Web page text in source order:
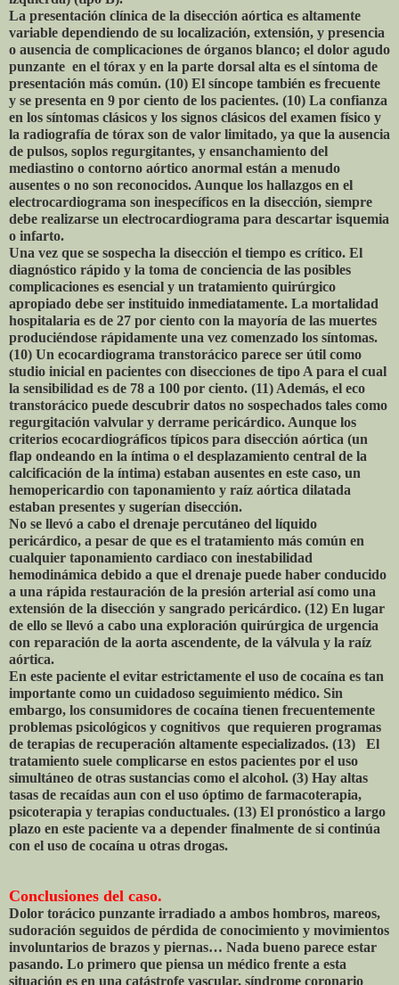
La presentación clínica de la disección aórtica es altamente
variable dependiendo de su localización, extensión, y presencia
o ausencia de complicaciones de órganos blanco; el dolor agudo
punzante en el tórax y en la parte dorsal alta es el síntoma de
presentación más común. (10) El síncope también es frecuente
y se presenta en 9 por ciento de los pacientes. (10) La confianza
en los síntomas clásicos y los signos clásicos del examen físico y
la radiografía de tórax son de valor limitado, ya que la ausencia
de pulsos, soplos regurgitantes, y ensanchamiento del
mediastino o contorno aórtico anormal están a menudo
ausentes o no son reconocidos. Aunque los hallazgos en el
electrocardiograma son inespecíficos en la disección, siempre
debe realizarse un electrocardiograma para descartar isquemia
o infarto.
Una vez que se sospecha la disección el tiempo es crítico. El
diagnóstico rápido y la toma de conciencia de las posibles
complicaciones es esencial y un tratamiento quirúrgico
apropiado debe ser instituido inmediatamente. La mortalidad
hospitalaria es de 27 por ciento con la mayoría de las muertes
produciéndose rápidamente una vez comenzado los síntomas.
(10) Un ecocardiograma transtorácico parece ser útil como
studio inicial en pacientes con disecciones de tipo A para el cual
la sensibilidad es de 78 a 100 por ciento. (11) Además, el eco
transtorácico puede descubrir datos no sospechados tales como
regurgitación valvular y derrame pericárdico. Aunque los
criterios ecocardiográficos típicos para disección aórtica (un
flap ondeando en la íntima o el desplazamiento central de la
calcificación de la íntima) estaban ausentes en este caso, un
hemopericardio con taponamiento y raíz aórtica dilatada
estaban presentes y sugerían disección.
No se llevó a cabo el drenaje percutáneo del líquido
pericárdico, a pesar de que es el tratamiento más común en
cualquier taponamiento cardiaco con inestabilidad
hemodinámica debido a que el drenaje puede haber conducido
a una rápida restauración de la presión arterial así como una
extensión de la disección y sangrado pericárdico. (12) En lugar
de ello se llevó a cabo una exploración quirúrgica de urgencia
con reparación de la aorta ascendente, de la válvula y la raíz
aórtica.
En este paciente el evitar estrictamente el uso de cocaína es tan
importante como un cuidadoso seguimiento médico. Sin
embargo, los consumidores de cocaína tienen frecuentemente
problemas psicológicos y cognitivos que requieren programas
de terapias de recuperación altamente especializados. (13) El
tratamiento suele complicarse en estos pacientes por el uso
simultáneo de otras sustancias como el alcohol. (3) Hay altas
tasas de recaídas aun con el uso óptimo de farmacoterapia,
psicoterapia y terapias conductuales. (13) El pronóstico a largo
plazo en este paciente va a depender finalmente de si continúa
con el uso de cocaína u otras drogas.
Conclusiones del caso.
Dolor torácico punzante irradiado a ambos hombros, mareos,
sudoración seguidos de pérdida de conocimiento y movimientos
involuntarios de brazos y piernas… Nada bueno parece estar
pasando. Lo primero que piensa un médico frente a esta
situación es en una catástrofe vascular, síndrome coronario